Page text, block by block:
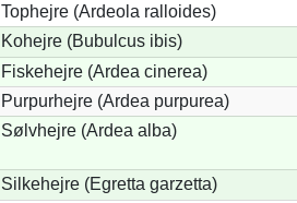
Tophejre (Ardeola ralloides)
Kohejre (Bubulcus ibis)
Fiskehejre (Ardea cinerea)
Purpurhejre (Ardea purpurea)
Sølvhejre (Ardea alba)
Silkehejre (Egretta garzetta)